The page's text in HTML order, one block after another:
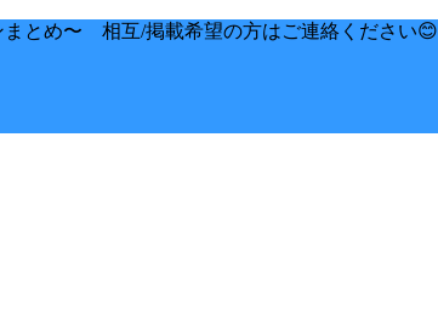
まとめ〜 相互/掲載希望の方はご連絡ください😊